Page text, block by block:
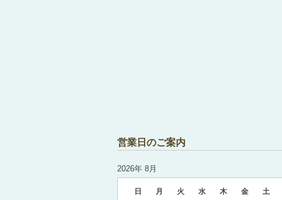
営業日のご案内
2026年 8月
日 月 火 水 木 金 土